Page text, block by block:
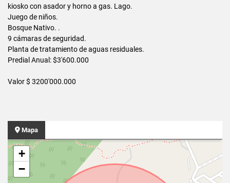
kiosko con asador y horno a gas. Lago.
Juego de niños.
Bosque Nativo. .
9 cámaras de seguridad.
Planta de tratamiento de aguas residuales.
Predial Anual: $3'600.000
Valor $ 3200'000.000
Mapa
+
−